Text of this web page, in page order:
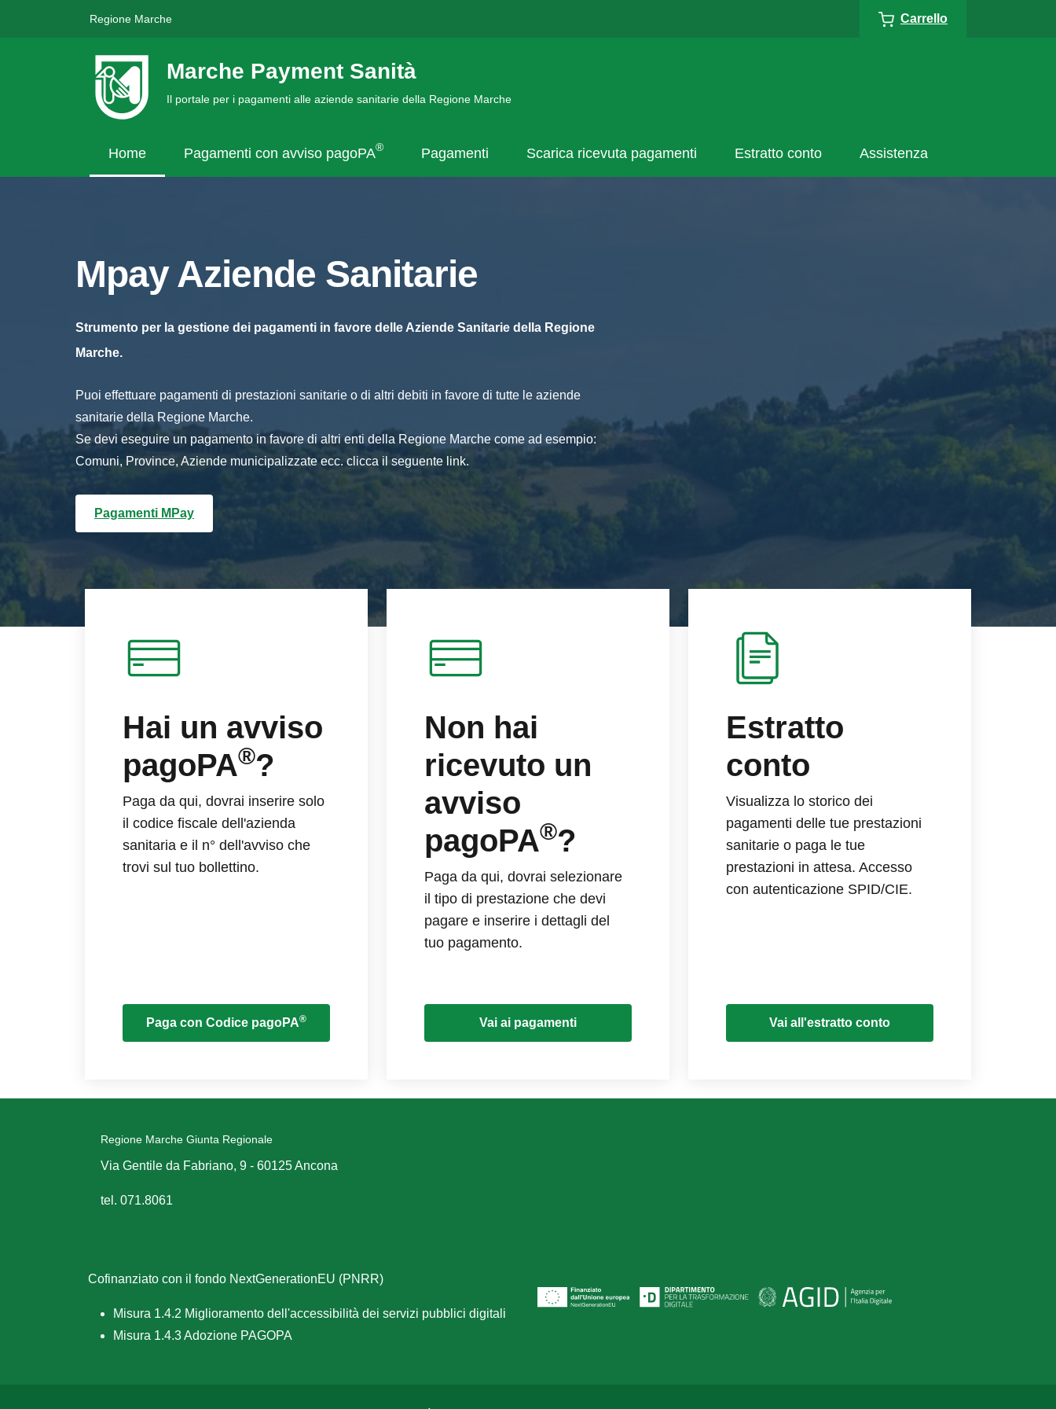
Regione Marche Carrello
Marche Payment Sanità
Il portale per i pagamenti alle aziende sanitarie della Regione Marche
Home Pagamenti con avviso pagoPA® Pagamenti Scarica ricevuta pagamenti Estratto conto Assistenza
Mpay Aziende Sanitarie
Strumento per la gestione dei pagamenti in favore delle Aziende Sanitarie della Regione
Marche.
Puoi effettuare pagamenti di prestazioni sanitarie o di altri debiti in favore di tutte le aziende
sanitarie della Regione Marche.
Se devi eseguire un pagamento in favore di altri enti della Regione Marche come ad esempio:
Comuni, Province, Aziende municipalizzate ecc. clicca il seguente link.
Pagamenti MPay
Hai un avviso
pagoPA®?
Paga da qui, dovrai inserire solo
il codice fiscale dell'azienda
sanitaria e il n° dell'avviso che
trovi sul tuo bollettino.
Paga con Codice pagoPA®
Non hai
ricevuto un
avviso
pagoPA®?
Paga da qui, dovrai selezionare
il tipo di prestazione che devi
pagare e inserire i dettagli del
tuo pagamento.
Vai ai pagamenti
Estratto
conto
Visualizza lo storico dei
pagamenti delle tue prestazioni
sanitarie o paga le tue
prestazioni in attesa. Accesso
con autenticazione SPID/CIE.
Vai all'estratto conto
Regione Marche Giunta Regionale
Via Gentile da Fabriano, 9 - 60125 Ancona
tel. 071.8061
Cofinanziato con il fondo NextGenerationEU (PNRR)
Misura 1.4.2 Miglioramento dell'accessibilità dei servizi pubblici digitali
Misura 1.4.3 Adozione PAGOPA